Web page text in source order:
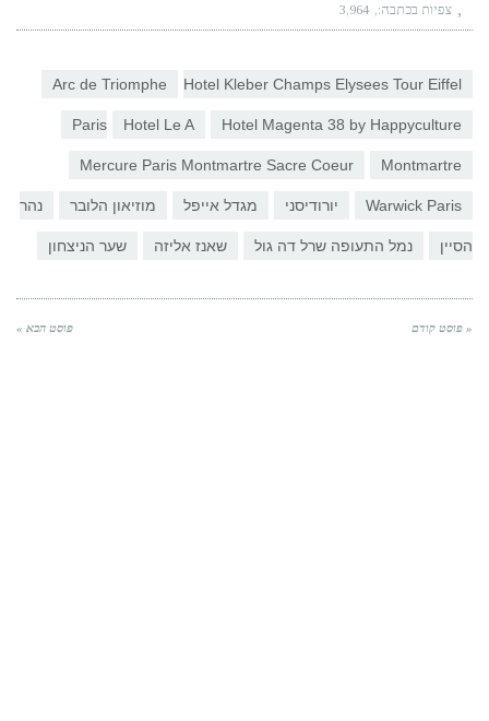
צפיות בכתבה: 3,964
Arc de Triomphe Hotel Kleber Champs Elysees Tour Eiffel
Paris Hotel Le A Hotel Magenta 38 by Happyculture
Mercure Paris Montmartre Sacre Coeur Montmartre
Warwick Paris יורודיסני מגדל אייפל מוזיאון הלובר נהר
הסיין נמל התעופה שרל דה גול שאנז אליזה שער הניצחון
« פוסט קודם פוסט הבא »